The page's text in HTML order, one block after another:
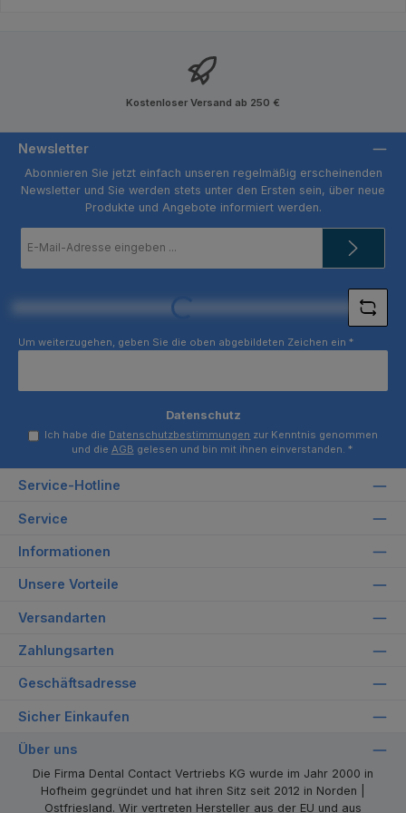
Kostenloser Versand ab 250 €
Newsletter
Abonnieren Sie jetzt einfach unseren regelmäßig erscheinenden
Newsletter und Sie werden stets unter den Ersten sein, über neue
Produkte und Angebote informiert werden.
Mail-
Loading...
Um weiterzugehen, geben Sie die oben abgebildeten Zeichen ein *
Datenschutz
Ich habe die Datenschutzbestimmungen zur Kenntnis genommen
und die AGB gelesen und bin mit ihnen einverstanden. *
Service-Hotline
Service
Informationen
Unsere Vorteile
Versandarten
Zahlungsarten
Geschäftsadresse
Sicher Einkaufen
Über uns
Die Firma Dental Contact Vertriebs KG wurde im Jahr 2000 in
Hofheim gegründet und hat ihren Sitz seit 2012 in Norden |
Ostfriesland. Wir vertreten Hersteller aus der EU und aus